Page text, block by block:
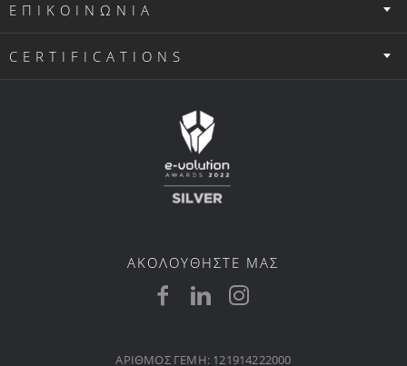
ΕΠΙΚΟΙΝΩΝΙΑ
CERTIFICATIONS
ΑΚΟΛΟΥΘΗΣΤΕ ΜΑΣ
ΑΡΙΘΜΟΣ ΓΕΜΗ: 121914222000